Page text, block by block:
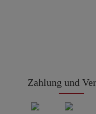
Zahlung und